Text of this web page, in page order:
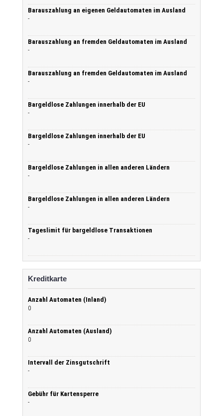
Barauszahlung an eigenen Geldautomaten im Ausland
-
Barauszahlung an fremden Geldautomaten im Ausland
-
Barauszahlung an fremden Geldautomaten im Ausland
-
Bargeldlose Zahlungen innerhalb der EU
-
Bargeldlose Zahlungen innerhalb der EU
-
Bargeldlose Zahlungen in allen anderen Ländern
-
Bargeldlose Zahlungen in allen anderen Ländern
-
Tageslimit für bargeldlose Transaktionen
-
Kreditkarte
Anzahl Automaten (Inland)
0
Anzahl Automaten (Ausland)
0
Intervall der Zinsgutschrift
-
Gebühr für Kartensperre
-